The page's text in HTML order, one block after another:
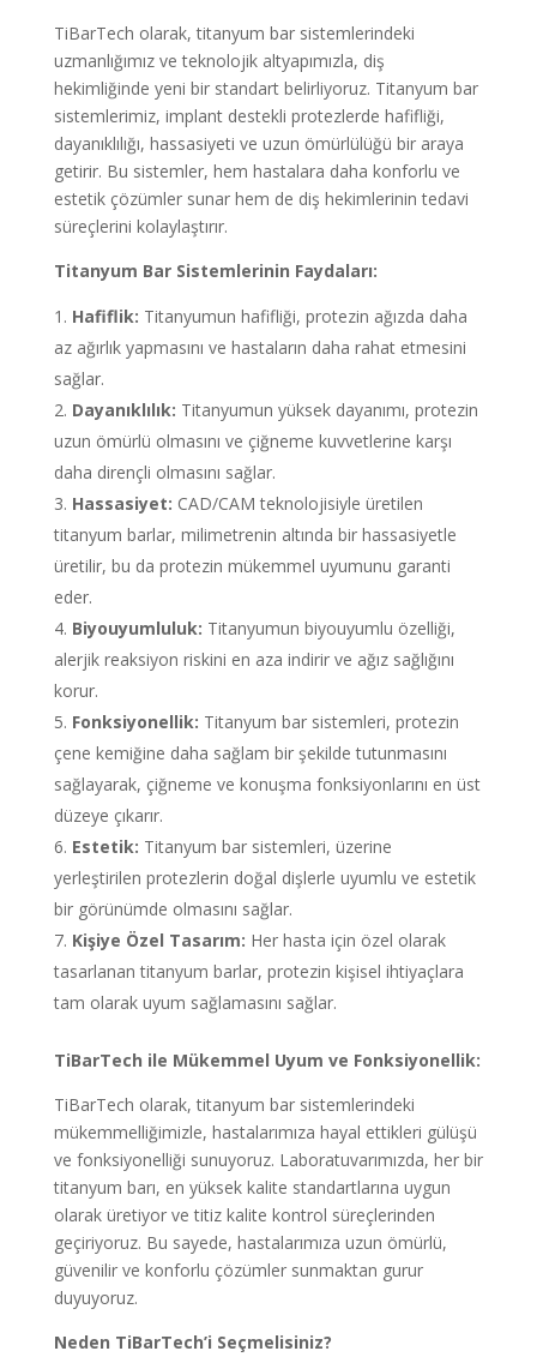
TiBarTech olarak, titanyum bar sistemlerindeki
uzmanlığımız ve teknolojik altyapımızla, diş
hekimliğinde yeni bir standart belirliyoruz. Titanyum bar
sistemlerimiz, implant destekli protezlerde hafifliği,
dayanıklılığı, hassasiyeti ve uzun ömürlülüğü bir araya
getirir. Bu sistemler, hem hastalara daha konforlu ve
estetik çözümler sunar hem de diş hekimlerinin tedavi
süreçlerini kolaylaştırır.
Titanyum Bar Sistemlerinin Faydaları:
Hafiflik: Titanyumun hafifliği, protezin ağızda daha
az ağırlık yapmasını ve hastaların daha rahat etmesini
sağlar.
Dayanıklılık: Titanyumun yüksek dayanımı, protezin
uzun ömürlü olmasını ve çiğneme kuvvetlerine karşı
daha dirençli olmasını sağlar.
Hassasiyet: CAD/CAM teknolojisiyle üretilen
titanyum barlar, milimetrenin altında bir hassasiyetle
üretilir, bu da protezin mükemmel uyumunu garanti
eder.
Biyouyumluluk: Titanyumun biyouyumlu özelliği,
alerjik reaksiyon riskini en aza indirir ve ağız sağlığını
korur.
Fonksiyonellik: Titanyum bar sistemleri, protezin
çene kemiğine daha sağlam bir şekilde tutunmasını
sağlayarak, çiğneme ve konuşma fonksiyonlarını en üst
düzeye çıkarır.
Estetik: Titanyum bar sistemleri, üzerine
yerleştirilen protezlerin doğal dişlerle uyumlu ve estetik
bir görünümde olmasını sağlar.
Kişiye Özel Tasarım: Her hasta için özel olarak
tasarlanan titanyum barlar, protezin kişisel ihtiyaçlara
tam olarak uyum sağlamasını sağlar.
TiBarTech ile Mükemmel Uyum ve Fonksiyonellik:
TiBarTech olarak, titanyum bar sistemlerindeki
mükemmelliğimizle, hastalarımıza hayal ettikleri gülüşü
ve fonksiyonelliği sunuyoruz. Laboratuvarımızda, her bir
titanyum barı, en yüksek kalite standartlarına uygun
olarak üretiyor ve titiz kalite kontrol süreçlerinden
geçiriyoruz. Bu sayede, hastalarımıza uzun ömürlü,
güvenilir ve konforlu çözümler sunmaktan gurur
duyuyoruz.
Neden TiBarTech’i Seçmelisiniz?